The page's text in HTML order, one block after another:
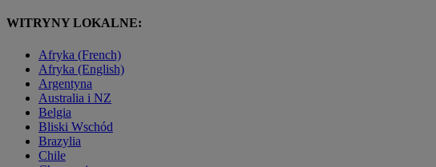
WITRYNY LOKALNE:
Afryka (French)
Afryka (English)
Argentyna
Australia i NZ
Belgia
Bliski Wschód
Brazylia
Chile